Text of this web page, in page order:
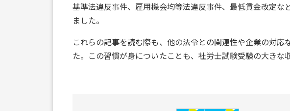
基準法違反事件、雇用機会均等法違反事件、最低賃金改定
ました。
これらの記事を読む際も、他の法令との関連性や企業の対
た。この習慣が身についたことも、社労士試験受験の大きな